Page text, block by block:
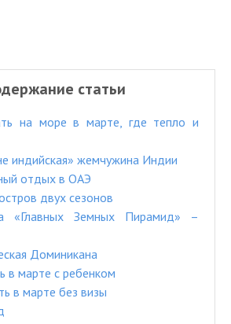
статьи
на море в марте, где тепло и
индийская» жемчужина Индии
отдых в ОАЭ
двух сезонов
«Главных Земных Пирамид» –
Доминикана
в марте с ребенком
в марте без визы